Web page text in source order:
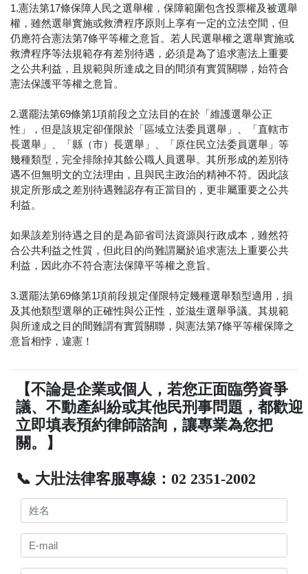
1.憲法第17條保障人民之選舉權，保障範圍包含投票權及被選舉
權，雖然選舉實施或救濟程序原則上享有一定的立法空間，但
仍應符合憲法第7條平等權之意旨。若人民選舉權之選舉實施或
救濟程序等法規範存有差別待遇，必須是為了追求憲法上重要
之公共利益，且規範與所達成之目的間須有實質關聯，始符合
憲法保護平等權之意旨。
2.選罷法第69條第1項前段之立法目的在於「維護選舉公正
性」，但是該規定卻僅限於「區域立法委員選舉」、「直轄市
長選舉」、「縣（市）長選舉」、「原住民立法委員選舉」等
幾種類型，完全排除掉其餘公職人員選舉。其所形成的差別待
遇不但無明文的立法理由，且與民主政治的精神不符。因此該
規定所形成之差別待遇難認存有正當目的，更非屬重要之公共
利益。
如果該差別待遇之目的是為節省司法資源與行政成本，雖然符
合公共利益之性質，但此目的尚難謂屬於追求憲法上重要公共
利益，因此亦不符合憲法保障平等權之意旨。
3.選罷法第69條第1項前段規定僅限特定幾種選舉類型適用，損
及其他類型選舉的正確性與公正性，並滋生選舉爭議。其規範
與所達成之目的間難謂有實質關聯，與憲法第7條平等權保障之
意旨相悖，違憲！
【不論是企業或個人，若您正面臨勞資爭
議、不動產糾紛或其他民刑事問題，都歡迎
立即填表預約律師諮詢，讓專業為您把
關。】
📞 大壯法律客服專線：02 2351-2002